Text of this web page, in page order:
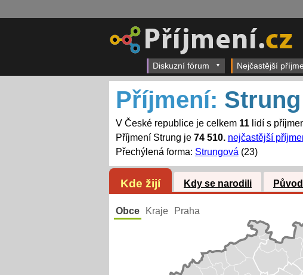
Diskuzní fórum Nejčastější
Příjmení: Strung
V České republice je celkem 11lidí s
Příjmení Strung je 74 510. nejčastější
Přechýlená forma: Strungová (23)
Kde žijí Kdy se narodili Původ
Obce Kraje Praha